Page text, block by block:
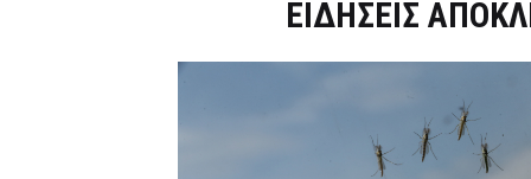
ΕΙΔΗΣΕΙΣ